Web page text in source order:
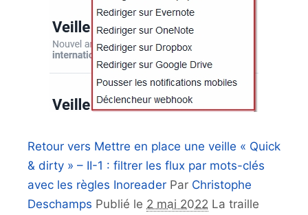
Retour vers Mettre en place une veille « Quick
& dirty » – II-1 : filtrer les flux par mots-clés
avec les règles Inoreader Par Christophe
Deschamps Publié le 2 mai 2022 La traille